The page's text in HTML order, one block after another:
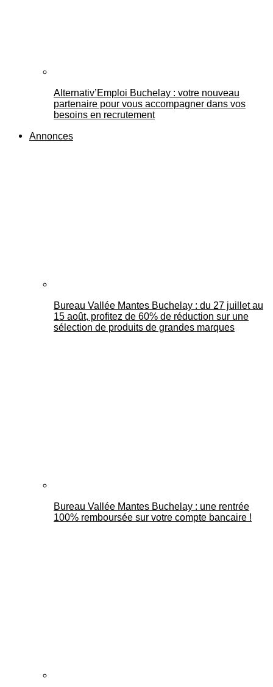
Alternativ’Emploi Buchelay : votre nouveau
partenaire pour vous accompagner dans vos
besoins en recrutement
Annonces
Bureau Vallée Mantes Buchelay : du 27 juillet au
15 août, profitez de 60% de réduction sur une
sélection de produits de grandes marques
Bureau Vallée Mantes Buchelay : une rentrée
100% remboursée sur votre compte bancaire !